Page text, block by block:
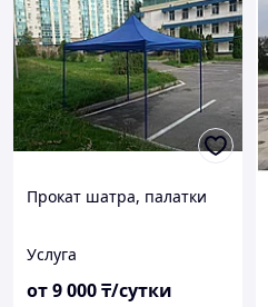
Прокат шатра, палатки
Услуга
от9 000₸/сутки